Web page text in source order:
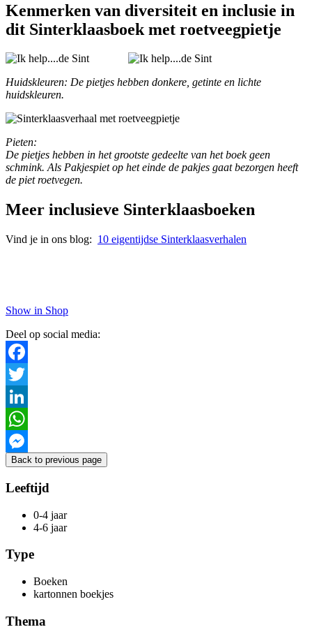
Kenmerken van diversiteit en inclusie in
dit Sinterklaasboek met roetveegpietje
Huidskleuren: De pietjes hebben donkere, getinte en lichte
huidskleuren.
Pieten:
De pietjes hebben in het grootste gedeelte van het boek geen
schmink. Als Pakjespiet op het einde de pakjes gaat bezorgen heeft
de piet roetvegen.
Meer inclusieve Sinterklaasboeken
Vind je in ons blog: 10 eigentijdse Sinterklaasverhalen
Show in Shop
Deel op social media:
Facebook
Twitter
LinkedIn
WhatsApp
Messenger
Back to previous page
Leeftijd
0-4 jaar
4-6 jaar
Type
Boeken
kartonnen boekjes
Thema